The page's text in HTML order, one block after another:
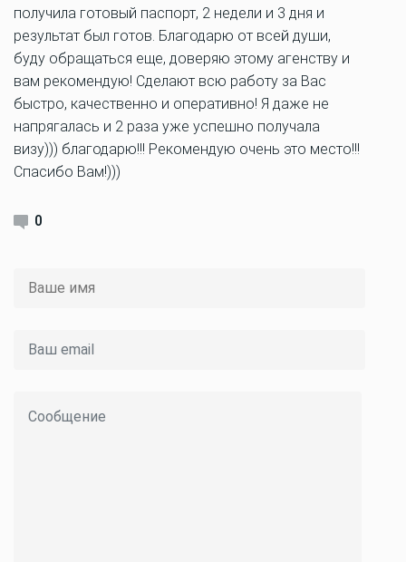
получила готовый паспорт, 2 недели и 3 дня и
результат был готов. Благодарю от всей души,
буду обращаться еще, доверяю этому агенству и
вам рекомендую! Сделают всю работу за Вас
быстро, качественно и оперативно! Я даже не
напрягалась и 2 раза уже успешно получала
визу))) благодарю!!! Рекомендую очень это место!!!
Спасибо Вам!)))
0